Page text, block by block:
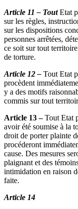
Article 11 – ToutEtat
sur les règles,
sur les dispositions
personnes arrêtées,
ce soit sur tout
de torture.
Article 12 – Tout Etat
procèdent
y a des motifs
commis sur tout
Article 13 –Tout Etat
avoir été soumise à la
droit de porter plainte
procéderont
cause. Des mesures
plaignant et des
intimidation en raison
faite.
Article 14